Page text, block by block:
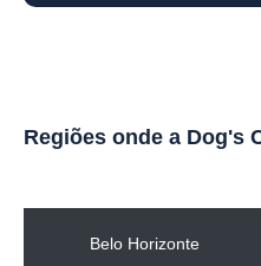
Regiões onde a Dog's
Belo Horizonte